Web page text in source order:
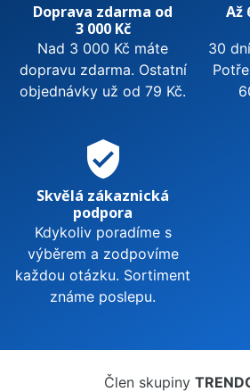
Doprava zdarma od
3 000 Kč
Nad 3 000 Kč máte
dopravu zdarma. Ostatní
objednávky už od 79 Kč.
Až
30
verified_user
Skvělá zákaznická
podpora
Kdykoliv poradíme s
výběrem a zodpovíme
každou otázku. Sortiment
známe poslepu.
Člen skupiny